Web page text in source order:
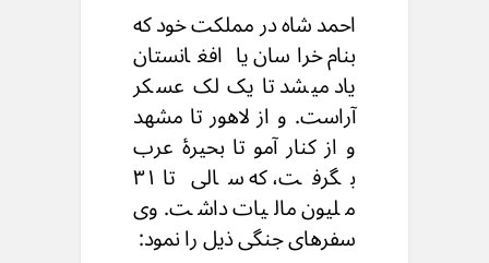
احمد شاه در مملکت خود که
بنام خراسان یا افغانستان
یاد میشد تا یک لک عسکر
آراست. و از لاهور تا مشهد
و از کنار آمو تا بحیرۀ عرب
بگرفت، که سالی تا ۳۱
ملیون مالیات داشت. وی
سفرهای جنگی ذیل را نمود: